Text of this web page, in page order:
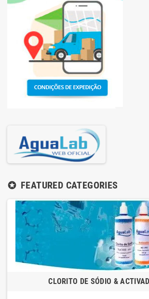
stars FEATURED CATEGORIES
CLORITO DE SÓDIO &